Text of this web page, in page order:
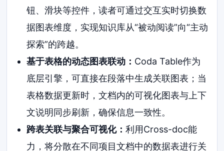
钮、滑块等控件，读者可通过交互实时切换数
据图表维度，实现知识库从“被动阅读”向“主动
探索”的跨越。
基于表格的动态图表联动： Coda Table作为
底层引擎，可直接在段落中生成关联图表；当
表格数据更新时，文档内的可视化图表与上下
文说明同步刷新，确保信息一致性。
跨表关联与聚合可视化： 利用Cross-doc能
力，将分散在不同项目文档中的数据表进行关